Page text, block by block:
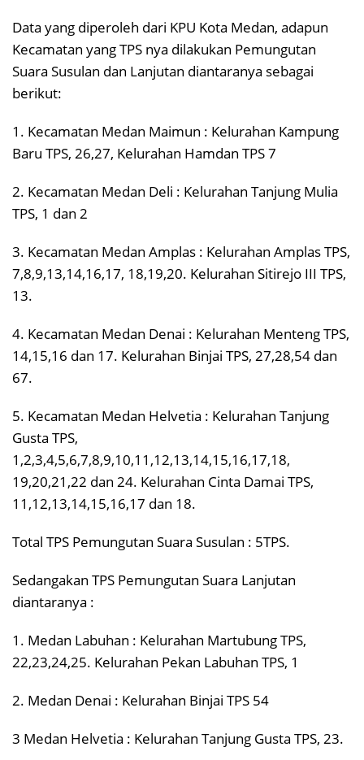
Data yang diperoleh dari KPU Kota Medan, adapun
Kecamatan yang TPS nya dilakukan Pemungutan
Suara Susulan dan Lanjutan diantaranya sebagai
berikut:
1. Kecamatan Medan Maimun : Kelurahan Kampung
Baru TPS, 26,27, Kelurahan Hamdan TPS 7
2. Kecamatan Medan Deli : Kelurahan Tanjung Mulia
TPS, 1 dan 2
3. Kecamatan Medan Amplas : Kelurahan Amplas TPS,
7,8,9,13,14,16,17, 18,19,20. Kelurahan Sitirejo III TPS,
13.
4. Kecamatan Medan Denai : Kelurahan Menteng TPS,
14,15,16 dan 17. Kelurahan Binjai TPS, 27,28,54 dan
67.
5. Kecamatan Medan Helvetia : Kelurahan Tanjung
Gusta TPS,
1,2,3,4,5,6,7,8,9,10,11,12,13,14,15,16,17,18,
19,20,21,22 dan 24. Kelurahan Cinta Damai TPS,
11,12,13,14,15,16,17 dan 18.
Total TPS Pemungutan Suara Susulan : 5TPS.
Sedangakan TPS Pemungutan Suara Lanjutan
diantaranya :
1. Medan Labuhan : Kelurahan Martubung TPS,
22,23,24,25. Kelurahan Pekan Labuhan TPS, 1
2. Medan Denai : Kelurahan Binjai TPS 54
3 Medan Helvetia : Kelurahan Tanjung Gusta TPS, 23.